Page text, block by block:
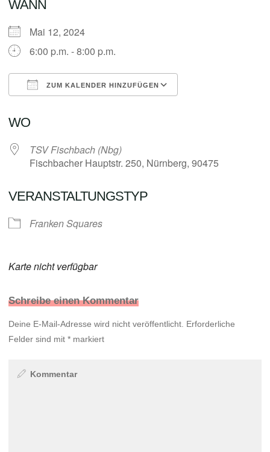
WANN
Mai 12, 2024
6:00 p.m. - 8:00 p.m.
ZUM KALENDER HINZUFÜGEN
WO
TSV Fischbach (Nbg)
Fischbacher Hauptstr. 250, Nürnberg, 90475
VERANSTALTUNGSTYP
Franken Squares
Karte nicht verfügbar
Schreibe einen Kommentar
Deine E-Mail-Adresse wird nicht veröffentlicht. Erforderliche
Felder sind mit* markiert